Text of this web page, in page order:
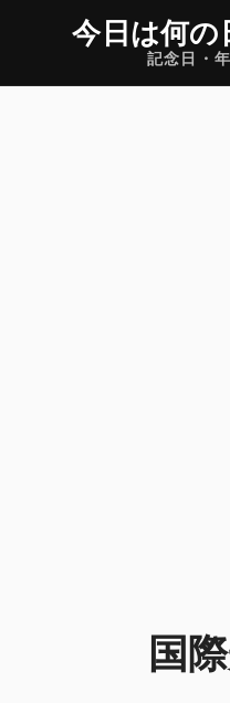
今日は何の
記念日・
国